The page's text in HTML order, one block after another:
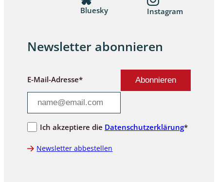
Bluesky Instagram
Newsletter abonnieren
E-Mail-Adresse*
Ich akzeptiere die Datenschutzerklärung*
Newsletter abbestellen